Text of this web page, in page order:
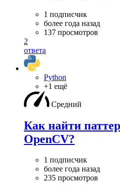
1 подписчик
более года назад
137 просмотров
2
ответа
Python
+1 ещё
Средний
Как найти
OpenCV?
1 подписчик
более года назад
235 просмотров